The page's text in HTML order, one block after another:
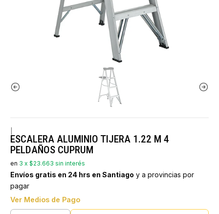
ESCALERA ALUMINIO TIJERA 1.22 M 4
PELDAÑOS CUPRUM
en 3 x $23.663 sin interés
Envíos gratis en 24 hrs en Santiago y a provincias por
pagar
Ver Medios de Pago